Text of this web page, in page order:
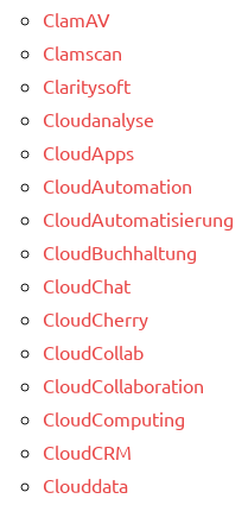
ClamAV
Clamscan
Claritysoft
Cloudanalyse
CloudApps
CloudAutomation
CloudAutomatisierung
CloudBuchhaltung
CloudChat
CloudCherry
CloudCollab
CloudCollaboration
CloudComputing
CloudCRM
Clouddata